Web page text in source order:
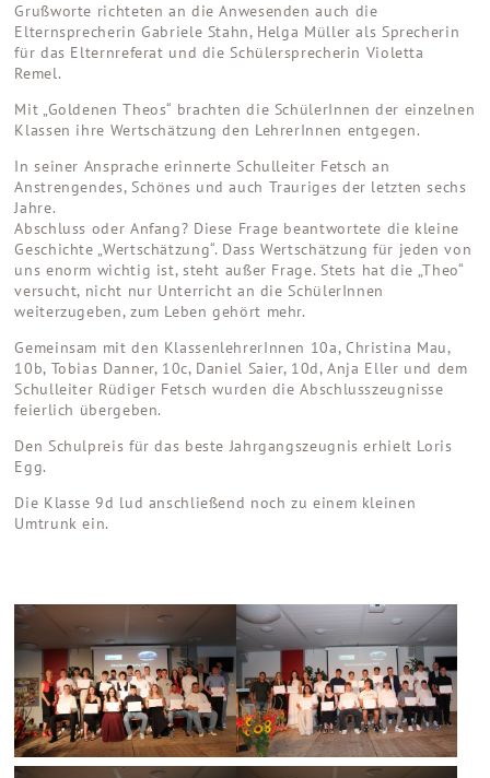
Grußworte richteten an die Anwesenden auch die
Elternsprecherin Gabriele Stahn, Helga Müller als Sprecherin
für das Elternreferat und die Schülersprecherin Violetta
Remel.
Mit „Goldenen Theos“ brachten die SchülerInnen der einzelnen
Klassen ihre Wertschätzung den LehrerInnen entgegen.
In seiner Ansprache erinnerte Schulleiter Fetsch an
Anstrengendes, Schönes und auch Trauriges der letzten sechs
Jahre.
Abschluss oder Anfang? Diese Frage beantwortete die kleine
Geschichte „Wertschätzung“. Dass Wertschätzung für jeden von
uns enorm wichtig ist, steht außer Frage. Stets hat die „Theo“
versucht, nicht nur Unterricht an die SchülerInnen
weiterzugeben, zum Leben gehört mehr.
Gemeinsam mit den KlassenlehrerInnen 10a, Christina Mau,
10b, Tobias Danner, 10c, Daniel Saier, 10d, Anja Eller und dem
Schulleiter Rüdiger Fetsch wurden die Abschlusszeugnisse
feierlich übergeben.
Den Schulpreis für das beste Jahrgangszeugnis erhielt Loris
Egg.
Die Klasse 9d lud anschließend noch zu einem kleinen
Umtrunk ein.